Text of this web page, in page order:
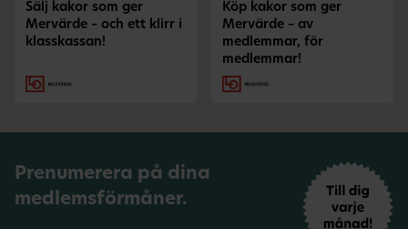
Sälj kakor som ger
Mervärde – och ett klirr i
klasskassan!
Köp kakor som ger
Mervärde – av
medlemmar, för
medlemmar!
Prenumerera på dina
medlemsförmåner.